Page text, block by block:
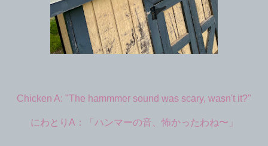
Chicken A: "The hammmer sound was scary, wasn't it?"
にわとりA：「ハンマーの音、怖かったわね〜」